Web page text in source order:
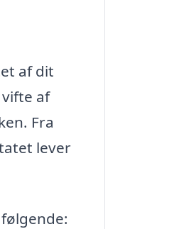
af dit
af
Fra
lever